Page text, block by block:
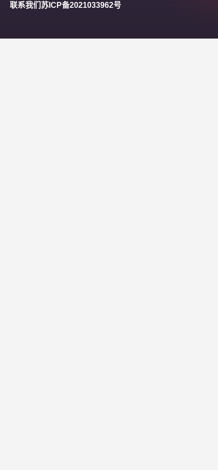
联系我们 苏ICP备2021033962号